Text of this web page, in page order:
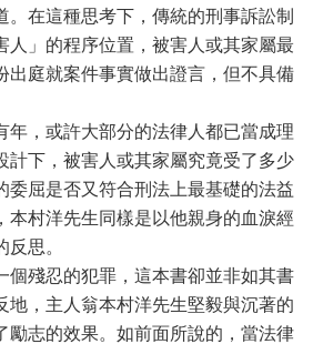
。在這種思考下，傳統的刑事訴訟制
人」的程序位置，被害人或其家屬最
出庭就案件事實做出證言，但不具備
，或許大部分的法律人都已當成理
計下，被害人或其家屬究竟受了多少
委屈是否又符合刑法上最基礎的法益
本村洋先生同樣是以他親身的血淚經
思。
殘忍的犯罪，這本書卻並非如其書
地，主人翁本村洋先生堅毅與沉著的
勵志的效果。如前面所說的，當法律